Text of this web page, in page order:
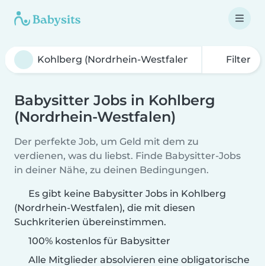
Filter
Babysitter Jobs in Kohlberg
(Nordrhein-Westfalen)
Der perfekte Job, um Geld mit dem zu
verdienen, was du liebst. Finde Babysitter-Jobs
in deiner Nähe, zu deinen Bedingungen.
Es gibt keine Babysitter Jobs in Kohlberg
(Nordrhein-Westfalen), die mit diesen
Suchkriterien übereinstimmen.
100% kostenlos für Babysitter
Alle Mitglieder absolvieren eine obligatorische